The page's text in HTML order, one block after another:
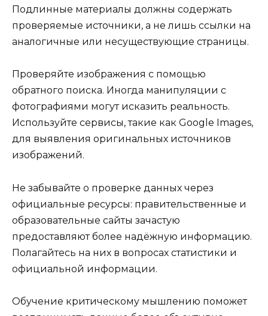
Подлинные материалы должны содержать
проверяемые источники, а не лишь ссылки на
аналогичные или несуществующие страницы.
Проверяйте изображения с помощью
обратного поиска. Иногда манипуляции с
фотографиями могут исказить реальность.
Используйте сервисы, такие как Google Images,
для выявления оригинальных источников
изображений.
Не забывайте о проверке данных через
официальные ресурсы: правительственные и
образовательные сайты зачастую
предоставляют более надёжную информацию.
Полагайтесь на них в вопросах статистики и
официальной информации.
Обучение критическому мышлению поможет